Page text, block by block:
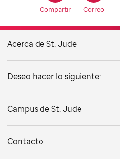
Compartir Correo
Acerca de St. Jude
Deseo hacer lo siguiente:
Campus de St. Jude
Contacto